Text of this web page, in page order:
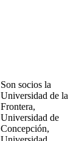
Son socios la
Universidad de la
Frontera,
Universidad de
Concepción,